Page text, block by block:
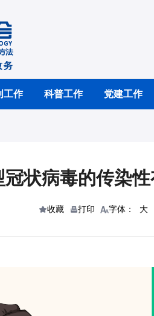
工作 科普工作 党建工作
状病毒的传染
收藏 打印 字体： 大